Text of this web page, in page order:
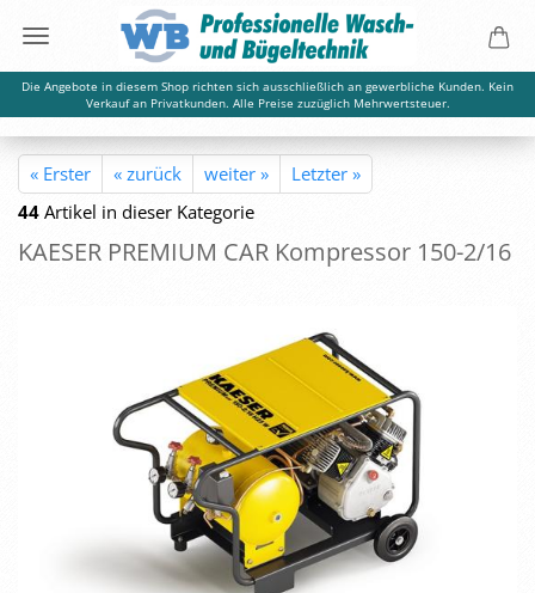
Die Angebote in diesem Shop richten sich ausschließlich an gewerbliche Kunden. Kein
Verkauf an Privatkunden. Alle Preise zuzüglich Mehrwertsteuer.
« Erster « zurück weiter »
Letzter »
44 Artikel in dieser Kategorie
KA­E­SER PRE­MI­UM CAR Kom­pres­sor 150-2/16